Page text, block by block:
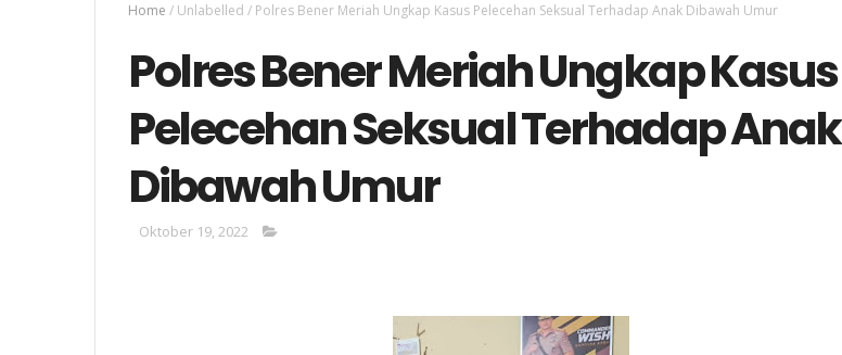
Home / Unlabelled / Polres Bener Meriah Ungkap Kasus Pelecehan Seksual Terhadap Anak Dibawah Umur
Polres Bener Meriah Ungkap Kasus
Pelecehan Seksual Terhadap Anak
Dibawah Umur
Oktober 19, 2022